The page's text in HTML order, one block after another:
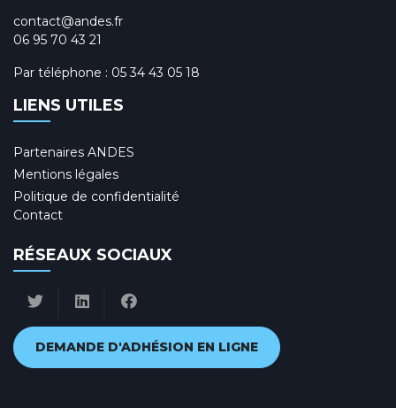
contact@andes.fr
06 95 70 43 21
Par téléphone : 05 34 43 05 18
LIENS UTILES
Partenaires ANDES
Mentions légales
Politique de confidentialité
Contact
RÉSEAUX SOCIAUX
DEMANDE D'ADHÉSION EN LIGNE